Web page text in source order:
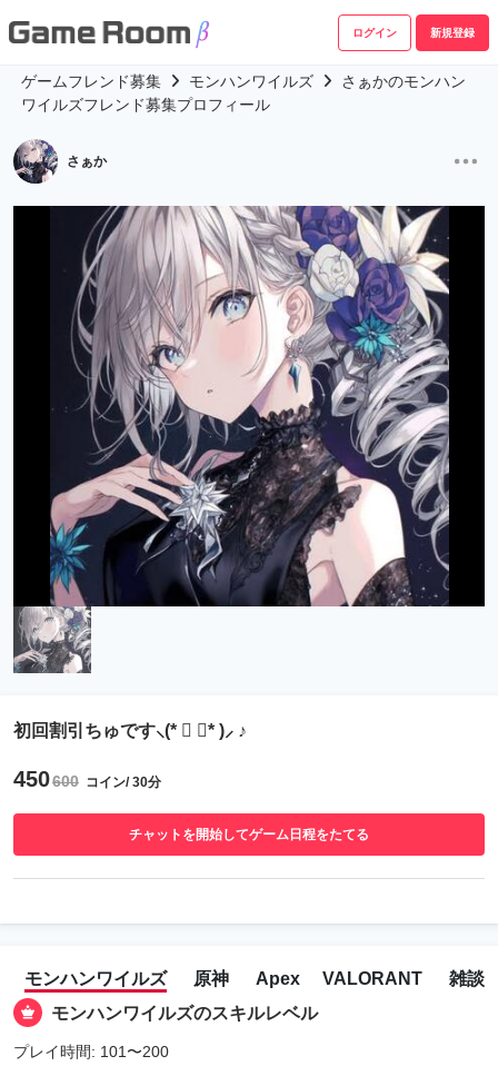
ログイン 新規登録
ゲームフレンド募集 モンハンワイルズ
さぁかのモンハン
ワイルズフレンド募集プロフィール
さぁか
初回割引ちゅです⸜(* ॑ ॑* )⸝ ♪
450600 コイン/ 30分
チャットを開始してゲーム日程をたてる
モンハンワイルズ 原神 Apex VALORANT
雑談
モンハンワイルズのスキルレベル
プレイ時間: 101〜200